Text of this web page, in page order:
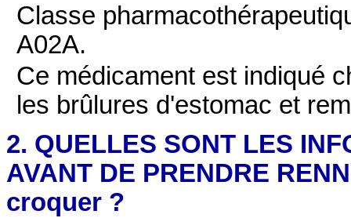
Classe
A02A.
Ce médicament est indiqué
les brûlures d'estomac et
2. QUELLES SONT LES
AVANT DE PRENDRE
croquer ?